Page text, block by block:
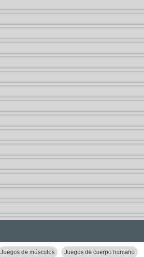
Juegos de músculos Juegos de cuerpo humano